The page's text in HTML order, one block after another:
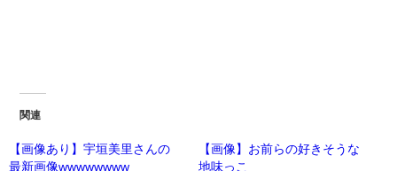
関連
【画像あり】宇垣美里さんの
最新画像wwwwwwww
【画像】お前らの好きそうな
地味っこ